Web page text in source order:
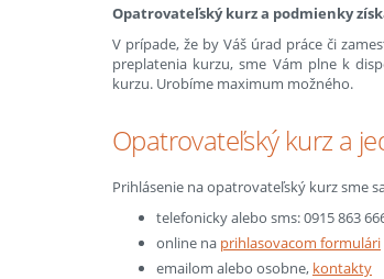
Opatrovateľský kurz a podmienky
V prípade, že by Váš úrad práce či
preplatenia kurzu, sme Vám plne k
kurzu. Urobíme maximum možného.
Opatrovateľský kurz a
Prihlásenie na opatrovateľský kurz sme
telefonicky alebo sms: 0915 863
online na prihlasovacom formulári
emailom alebo osobne, kontakty